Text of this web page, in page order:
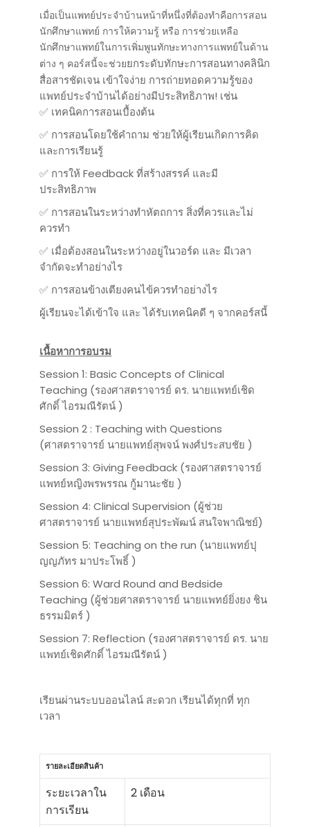
เมื่อเป็นแพทย์ประจำบ้านหน้าที่หนึ่งที่ต้องทำคือการสอน
นักศึกษาแพทย์ การให้ความรู้ หรือ การช่วยเหลือ
นักศึกษาแพทย์ในการเพิ่มพูนทักษะทางการแพทย์ในด้าน
ต่าง ๆ คอร์สนี้จะช่วยยกระดับทักษะการสอนทางคลินิก
สื่อสารชัดเจน เข้าใจง่าย การถ่ายทอดความรู้ของ
แพทย์ประจำบ้านได้อย่างมีประสิทธิภาพ! เช่น
✅ เทคนิคการสอนเบื้องต้น
✅ การสอนโดยใช้คำถาม ช่วยให้ผู้เรียนเกิดการคิด
และการเรียนรู้
✅ การให้ Feedback ที่สร้างสรรค์ และมี
ประสิทธิภาพ
✅ การสอนในระหว่างทำหัตถการ สิ่งที่ควรและไม่
ควรทำ
✅ เมื่อต้องสอนในระหว่างอยู่ในวอร์ด และ มีเวลา
จำกัดจะทำอย่างไร
✅ การสอนข้างเตียงคนไข้ควรทำอย่างไร
ผู้เรียนจะได้เข้าใจ และ ได้รับเทคนิคดี ๆ จากคอร์สนี้
เนื้อหาการอบรม
Session 1: Basic Concepts of Clinical
Teaching (รองศาสตราจารย์ ดร. นายแพทย์เชิด
ศักดิ์ ไอรมณีรัตน์ )
Session 2 : Teaching with Questions
(ศาสตราจารย์ นายแพทย์สุพจน์ พงศ์ประสบชัย )
Session 3: Giving Feedback (รองศาสตราจารย์
แพทย์หญิงพรพรรณ กู้มานะชัย )
Session 4: Clinical Supervision (ผู้ช่วย
ศาสตราจารย์ นายแพทย์สุประพัฒน์ สนใจพาณิชย์)
Session 5: Teaching on the run (นายแพทย์ปุ
ญญภัทร มาประโพธิ์ )
Session 6: Ward Round and Bedside
Teaching (ผู้ช่วยศาสตราจารย์ นายแพทย์ยิ่งยง ชิน
ธรรมมิตร์ )
Session 7: Reflection (รองศาสตราจารย์ ดร. นาย
แพทย์เชิดศักดิ์ ไอรมณีรัตน์ )
เรียนผ่านระบบออนไลน์ สะดวก เรียนได้ทุกที่ ทุก
เวลา
รายละเอียดสินค้า
ระยะเวลาใน
การเรียน
2 เดือน